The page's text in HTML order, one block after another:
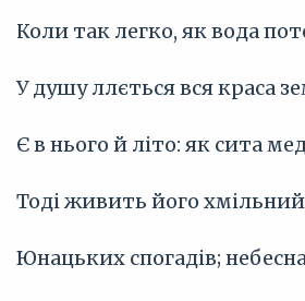
Коли так легко, як вода
У душу ллється вся краса
Є в нього й літо: як сита
Тоді живить його хмільний
Юнацьких спогадів;